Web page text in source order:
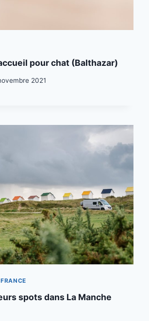
pour chat (Balthazar)
2021
FRANCE
spots dans La Manche